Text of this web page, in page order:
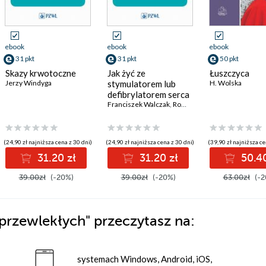
ebook
31 pkt
Skazy krwotoczne
Jerzy Windyga
(24,90 zł najniższa cena z 30 dni)
31.20 zł
39.00zł (-20%)
ebook
31 pkt
Jak żyć ze
stymulatorem lub
defibrylatorem serca
Franciszek Walczak, Roman Kępski
(24,90 zł najniższa cena z 30 dni)
31.20 zł
39.00zł (-20%)
ebook
50 pkt
Łuszczyca
H. Wolska
(39,90 zł najniższa
63.00zł (-
przeczytasz na:
systemach Windows, Android, iOS,